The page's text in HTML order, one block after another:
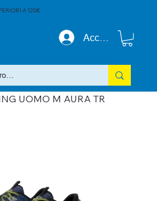
Accedi
A 120€
UOMO M AURA TR